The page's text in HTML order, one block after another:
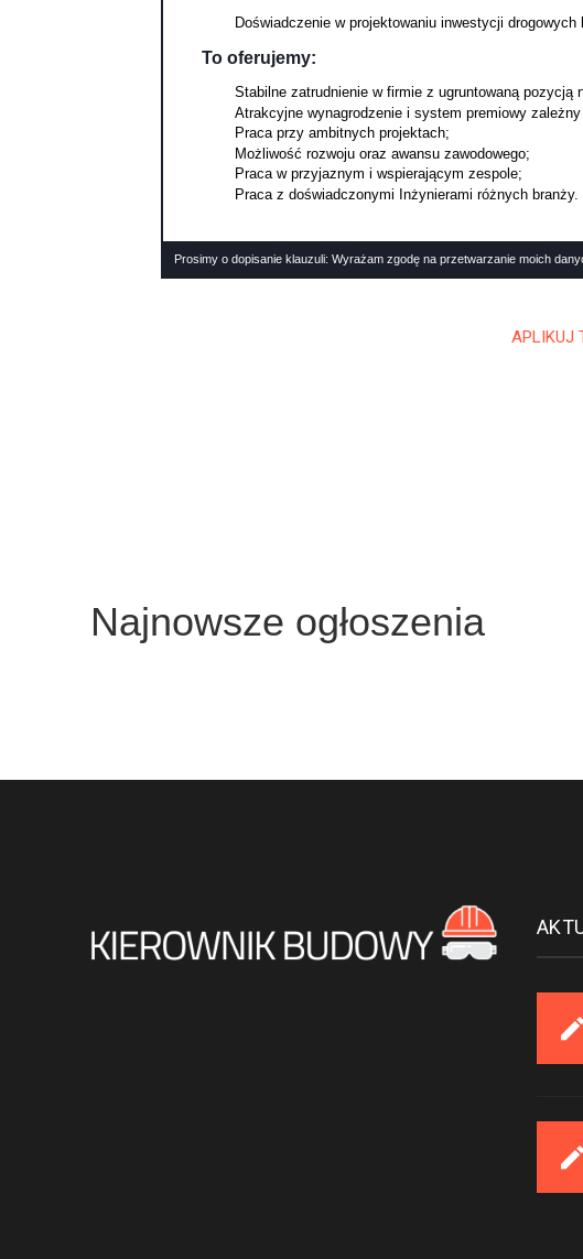
Doświadczenie w projektowaniu inwestycji
To oferujemy:
Stabilne zatrudnienie w firmie z ugruntowaną pozycją
Atrakcyjne wynagrodzenie i system premiowy
Praca przy ambitnych projektach;
Możliwość rozwoju oraz awansu zawodowego;
Praca w przyjaznym i wspierającym zespole;
Praca z doświadczonymi Inżynierami różnych branży.
Prosimy o dopisanie klauzuli: Wyrażam zgodę na przetwarzanie moich
APLIKUJ
Najnowsze ogłoszenia